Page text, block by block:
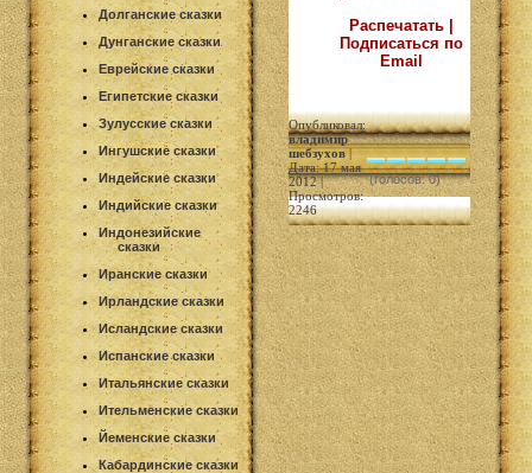
Долганские сказки
Дунганские сказки
Еврейские сказки
Египетские сказки
Зулусские сказки
Ингушские сказки
Индейские сказки
Индийские сказки
Индонезийские
сказки
Иранские сказки
Ирландские сказки
Исландские сказки
Испанские сказки
Итальянские сказки
Ительменские сказки
Йеменские сказки
Кабардинские сказки
Распечатать |
Подписаться по
Email
Опубликовал:
владимир
шебзухов|
Дата: 17 мая
2012 |
Просмотров:
2246
(голосов: 0)